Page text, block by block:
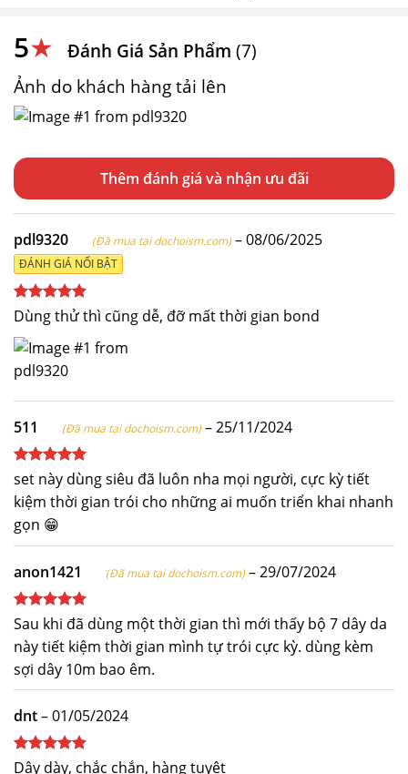
5★ Đánh Giá Sản Phẩm (7)
Ảnh do khách hàng tải lên
Thêm đánh giá
pdl9320 (Đã mua tại dochoism.com) –08/06/2025
ĐÁNH GIÁ NỔI BẬT
Được xếp
hạng5
sao
Dùng thử thì cũng dễ, đỡ mất thời gian bond
511 (Đã mua tại dochoism.com) –25/11/2024
Được xếp
55
sao
set này dùng siêu đã luôn nha mọi người, cực kỳ tiết
kiệm thời gian trói cho những ai muốn triển khai nhanh
gọn 😁
anon1421 (Đã mua tại dochoism.com) –29/07/2024
Được xếp
sao
Sau khi đã dùng một thời gian thì mới thấy bộ 7 dây da
này tiết kiệm thời gian mình tự trói cực kỳ. dùng kèm
sợi dây 10m bao êm.
dnt–01/05/2024
Được xếp
Dây dày, chắc chắn, hàng tuyệt